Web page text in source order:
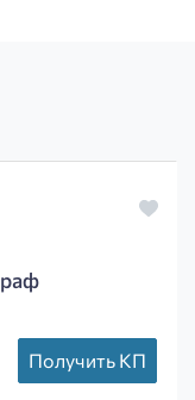
Получить КП